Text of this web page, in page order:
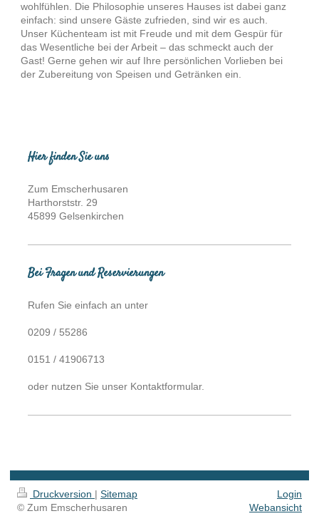
wohlfühlen. Die Philosophie unseres Hauses ist dabei ganz
einfach: sind unsere Gäste zufrieden, sind wir es auch.
Unser Küchenteam ist mit Freude und mit dem Gespür für
das Wesentliche bei der Arbeit – das schmeckt auch der
Gast! Gerne gehen wir auf Ihre persönlichen Vorlieben bei
der Zubereitung von Speisen und Getränken ein.
Hier finden Sie uns
Zum Emscherhusaren
Harthorststr. 29
45899 Gelsenkirchen
Bei Fragen und Reservierungen
Rufen Sie einfach an unter
0209 / 55286
0151 / 41906713
oder nutzen Sie unser Kontaktformular.
Druckversion | Sitemap
© Zum Emscherhusaren
Login
Webansicht